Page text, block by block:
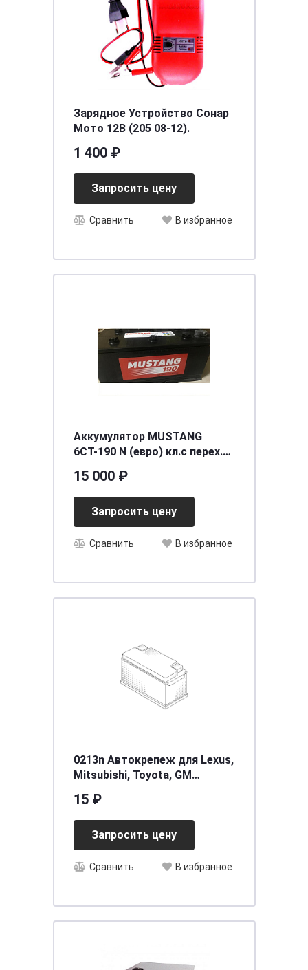
Зарядное Устройство Сонар
Мото 12В (205 08-12).
1 400 ₽
Запросить цену
Сравнить В избранное
Аккумулятор MUSTANG
6СТ-190 N (евро) кл.с перех.
[д510ш219в213/1050] [B]
узкий
15 000 ₽
Запросить цену
Сравнить В избранное
0213n Автокрепеж для Lexus,
Mitsubishi, Toyota, GM
9046709206, MU000504,
MU000
15 ₽
Запросить цену
Сравнить В избранное